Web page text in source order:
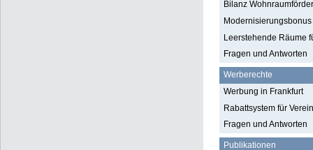
Bilanz
Modernisierungsbonus
Leerstehende Räume
Fragen und Antworten
Werberechte
Werbung in Frankfurt
Rabattsystem für
Fragen und Antworten
Publikationen